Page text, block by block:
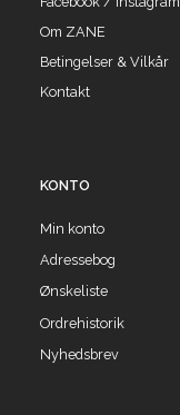
Om ZANE
Betingelser & Vilkår
Kontakt
KONTO
Min konto
Adressebog
Ønskeliste
Ordrehistorik
Nyhedsbrev